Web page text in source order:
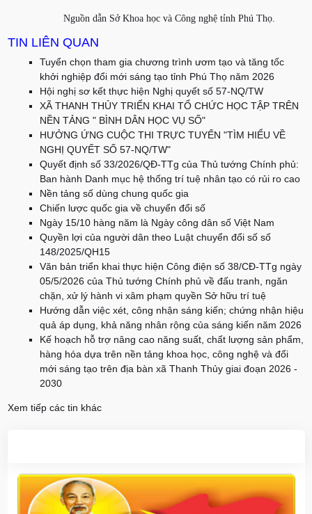
Nguồn dẫn Sở Khoa học và Công nghệ tỉnh Phú Thọ.
TIN LIÊN QUAN
Tuyển chọn tham gia chương trình ươm tạo và tăng tốc
khởi nghiệp đổi mới sáng tạo tỉnh Phú Thọ năm 2026
Hội nghị sơ kết thực hiện Nghị quyết số 57-NQ/TW
XÃ THANH THỦY TRIỂN KHAI TỔ CHỨC HỌC TẬP TRÊN
NỀN TẢNG " BÌNH DÂN HỌC VỤ SỐ"
HƯỞNG ỨNG CUỘC THI TRỰC TUYẾN "TÌM HIỂU VỀ
NGHỊ QUYẾT SỐ 57-NQ/TW"
Quyết định số 33/2026/QĐ-TTg của Thủ tướng Chính phủ:
Ban hành Danh mục hệ thống trí tuệ nhân tạo có rủi ro cao
Nền tảng số dùng chung quốc gia
Chiến lược quốc gia về chuyển đổi số
Ngày 15/10 hàng năm là Ngày công dân số Việt Nam
Quyền lợi của người dân theo Luật chuyển đổi số số
148/2025/QH15
Văn bản triển khai thực hiện Công điện số 38/CĐ-TTg ngày
05/5/2026 của Thủ tướng Chính phủ về đấu tranh, ngăn
chặn, xử lý hành vi xâm phạm quyền Sở hữu trí tuệ
Hướng dẫn việc xét, công nhận sáng kiến; chứng nhận hiệu
quả áp dụng, khả năng nhân rộng của sáng kiến năm 2026
Kế hoạch hỗ trợ nâng cao năng suất, chất lượng sản phẩm,
hàng hóa dựa trên nền tảng khoa học, công nghệ và đổi
mới sáng tạo trên địa bàn xã Thanh Thủy giai đoạn 2026 -
2030
Xem tiếp các tin khác